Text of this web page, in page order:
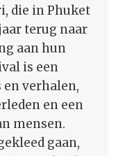
die in Phuket
terug naar
aan hun
is een
verhalen,
en een
mensen.
gaan,